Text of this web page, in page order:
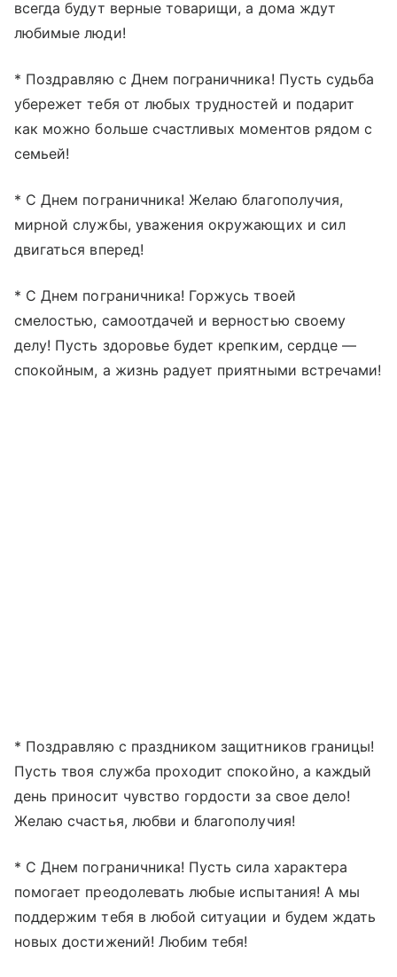
всегда будут верные товарищи, а дома ждут
любимые люди!
* Поздравляю с Днем пограничника! Пусть судьба
убережет тебя от любых трудностей и подарит
как можно больше счастливых моментов рядом с
семьей!
* С Днем пограничника! Желаю благополучия,
мирной службы, уважения окружающих и сил
двигаться вперед!
* С Днем пограничника! Горжусь твоей
смелостью, самоотдачей и верностью своему
делу! Пусть здоровье будет крепким, сердце —
спокойным, а жизнь радует приятными встречами!
* Поздравляю с праздником защитников границы!
Пусть твоя служба проходит спокойно, а каждый
день приносит чувство гордости за свое дело!
Желаю счастья, любви и благополучия!
* С Днем пограничника! Пусть сила характера
помогает преодолевать любые испытания! А мы
поддержим тебя в любой ситуации и будем ждать
новых достижений! Любим тебя!